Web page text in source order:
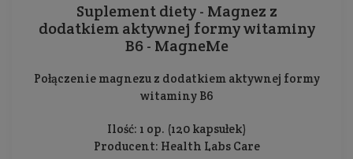
Suplement diety - Magnez z
dodatkiem aktywnej formy witaminy
B6 - MagneMe
Połączenie magnezu z dodatkiem aktywnej formy
witaminy B6
Ilość: 1 op. (120 kapsułek)
Producent: Health Labs Care